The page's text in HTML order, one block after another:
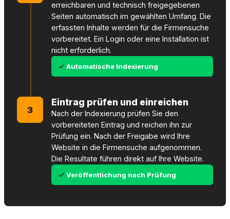
erreichbaren und technisch freigegebenen
Seiten automatisch im gewählten Umfang. Die
erfassten Inhalte werden für die Firmensuche
vorbereitet. Ein Login oder eine Installation ist
nicht erforderlich.
Automatische Indexierung
3
Eintrag prüfen und einreichen
Nach der Indexierung prüfen Sie den
vorbereiteten Eintrag und reichen ihn zur
Prüfung ein. Nach der Freigabe wird Ihre
Website in die Firmensuche aufgenommen.
Die Resultate führen direkt auf Ihre Website.
Veröffentlichung nach Prüfung